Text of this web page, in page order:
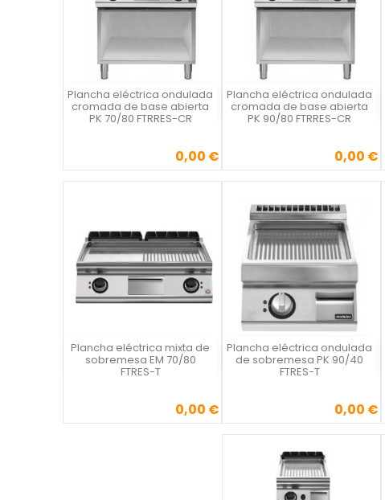
Plancha eléctrica ondulada
cromada de base abierta
PK 70/80 FTRRES-CR
Precio0,00 €

Vista rápida Plancha eléctrica ondulada
cromada de base abierta
PK 90/80 FTRRES-CR
Precio0,00 €

Vista rápida
Plancha eléctrica mixta de
sobremesa EM 70/80
FTRES-T
Precio0,00 €

Vista rápida Plancha eléctrica ondulada
de sobremesa PK 90/40
FTRES-T
Precio0,00 €

Vista rápida